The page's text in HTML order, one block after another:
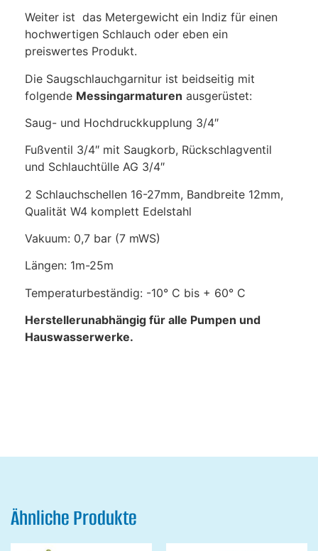
Weiter ist das Metergewicht ein Indiz für einen
hochwertigen Schlauch oder eben ein
preiswertes Produkt.
Die Saugschlauchgarnitur ist beidseitig mit
folgende Messingarmaturen ausgerüstet:
Saug- und Hochdruckkupplung 3/4″
Fußventil 3/4″ mit Saugkorb, Rückschlagventil
und Schlauchtülle AG 3/4″
2 Schlauchschellen 16-27mm, Bandbreite 12mm,
Qualität W4 komplett Edelstahl
Vakuum: 0,7 bar (7 mWS)
Längen: 1m-25m
Temperaturbeständig: -10° C bis + 60° C
Herstellerunabhängig für alle Pumpen und
Hauswasserwerke.
Ähnliche Produkte